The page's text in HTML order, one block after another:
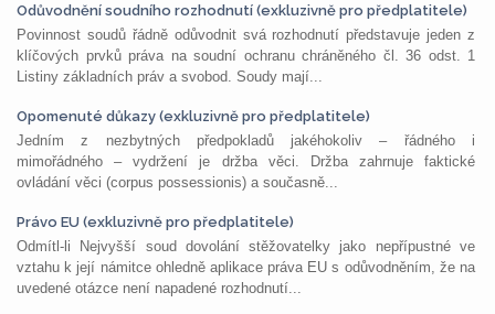
Odůvodnění soudního rozhodnutí (exkluzivně pro předplatitele)
Povinnost soudů řádně odůvodnit svá rozhodnutí představuje jeden z
klíčových prvků práva na soudní ochranu chráněného čl. 36 odst. 1
Listiny základních práv a svobod. Soudy mají...
Opomenuté důkazy (exkluzivně pro předplatitele)
Jedním z nezbytných předpokladů jakéhokoliv – řádného i
mimořádného – vydržení je držba věci. Držba zahrnuje faktické
ovládání věci (corpus possessionis) a současně...
Právo EU (exkluzivně pro předplatitele)
Odmítl-li Nejvyšší soud dovolání stěžovatelky jako nepřípustné ve
vztahu k její námitce ohledně aplikace práva EU s odůvodněním, že na
uvedené otázce není napadené rozhodnutí...